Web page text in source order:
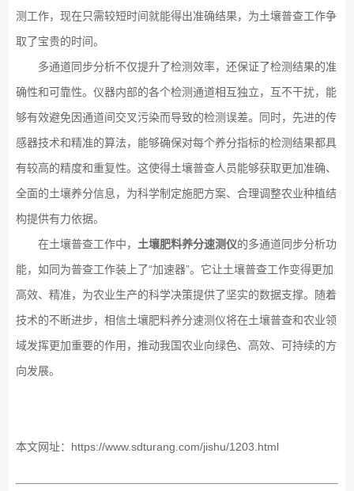
测工作，现在只需较短时间就能得出准确结果，为土壤普查工作争
取了宝贵的时间。
多通道同步分析不仅提升了检测效率，还保证了检测结果的准
确性和可靠性。仪器内部的各个检测通道相互独立，互不干扰，能
够有效避免因通道间交叉污染而导致的检测误差。同时，先进的传
感器技术和精准的算法，能够确保对每个养分指标的检测结果都具
有较高的精度和重复性。这使得土壤普查人员能够获取更加准确、
全面的土壤养分信息，为科学制定施肥方案、合理调整农业种植结
构提供有力依据。
在土壤普查工作中， 土壤肥料养分速测仪的多通道同步分析功
能，如同为普查工作装上了“加速器”。它让土壤普查工作变得更加
高效、精准，为农业生产的科学决策提供了坚实的数据支撑。随着
技术的不断进步，相信土壤肥料养分速测仪将在土壤普查和农业领
域发挥更加重要的作用，推动我国农业向绿色、高效、可持续的方
向发展。
本文网址： https://www.sdturang.com/jishu/1203.html